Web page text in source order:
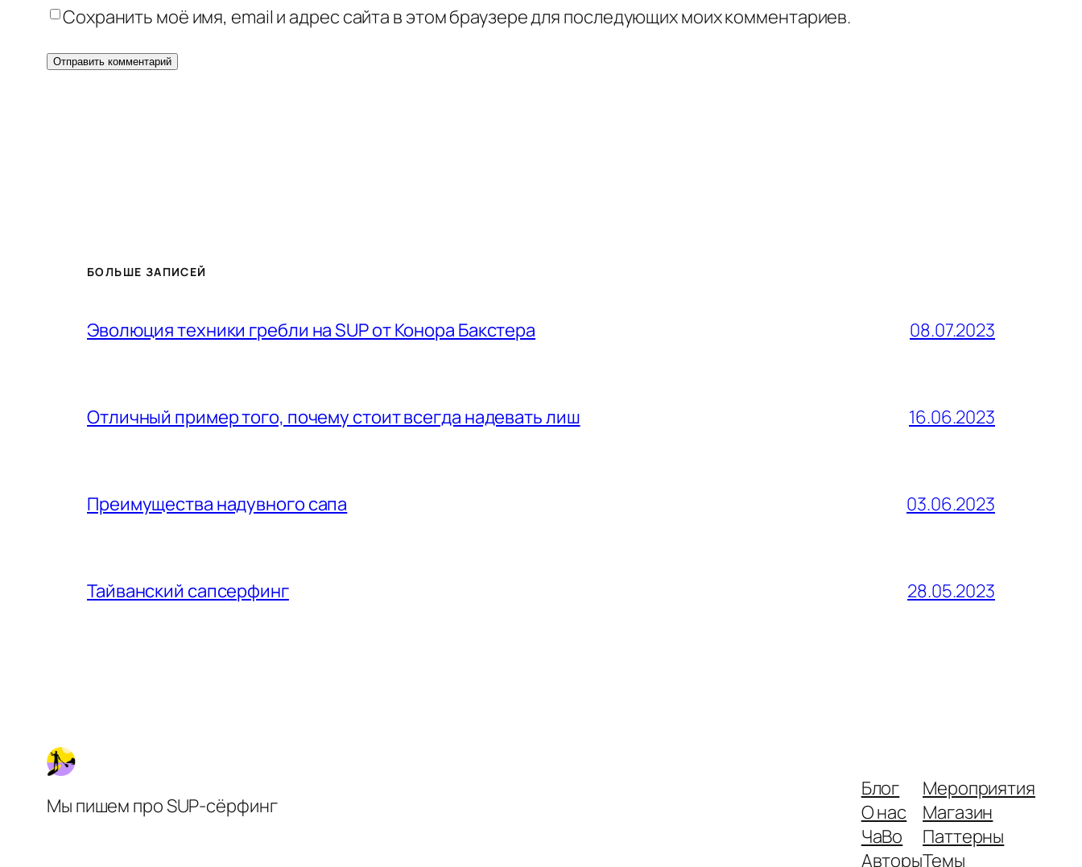
Сохранить моё имя, email и адрес сайта в этом браузере для последующих моих комментариев.
БОЛЬШЕ ЗАПИСЕЙ
Эволюция техники гребли на SUP от Конора Бакстера 08.07.2023
Отличный пример того, почему стоит всегда надевать лиш 16.06.2023
Преимущества надувного сапа 03.06.2023
Тайванский сапсерфинг 28.05.2023
Мы пишем про SUP-сёрфинг
Блог
О нас
ЧаВо
Авторы
Мероприятия
Магазин
Паттерны
Темы